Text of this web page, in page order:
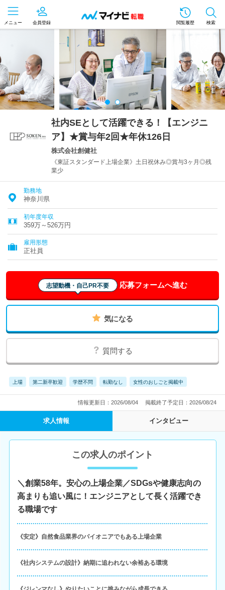
メニュー 会員登録 閲覧履歴 検索
社内SEとして活躍できる！【エンジニ
ア】★賞与年2回★年休126日
株式会社創健社
《東証スタンダード上場企業》土日祝休み◎賞与3ヶ月◎残
業少
勤務地
神奈川県
初年度年収
359万～526万円
雇用形態
正社員
志望動機・自己PR不要 応募フォームへ進む
気になる
質問する
上場 第二新卒歓迎 学歴不問 転勤なし 女性のおしごと掲載中
情報更新日：2026/08/04 掲載終了予定日：2026/08/24
求人情報 インタビュー
この求人のポイント
＼創業58年。安心の上場企業／SDGsや健康志向の
高まりも追い風に！エンジニアとして長く活躍でき
る職場です
《安定》自然食品業界のパイオニアでもある上場企業
《社内システムの設計》納期に追われない余裕ある環境